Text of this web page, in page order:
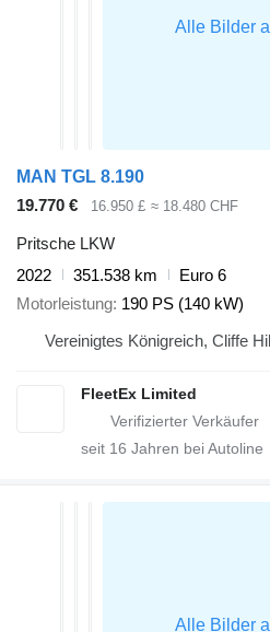
MAN TGL 8.190
19.770 €
16.950 £ ≈ 18.480 CHF
Pritsche LKW
2022
351.538 km
Euro 6
Motorleistung 190 PS (140 kW)
FleetEx Limited
seit 16 Jahren bei Autoline